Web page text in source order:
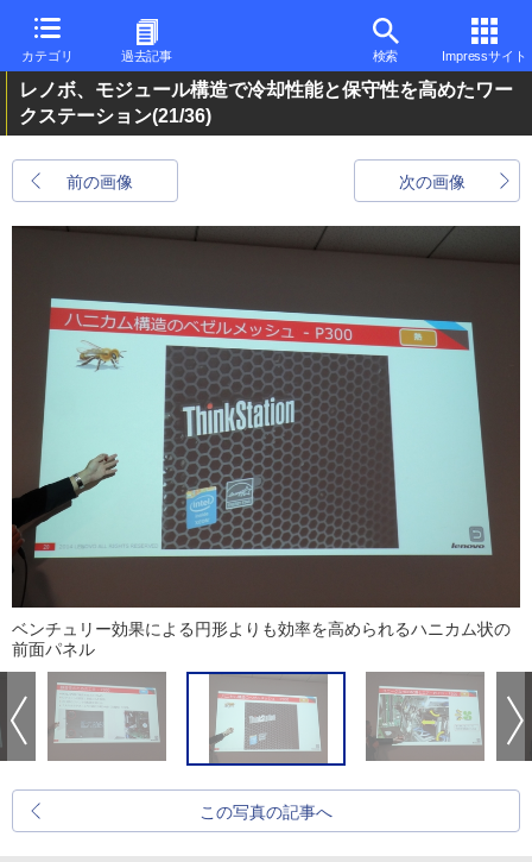
カテゴリ 過去記事 検索 Impressサイト
レノボ、モジュール構造で冷却性能と保守性を高めたワー
クステーション(21/36)
前の画像 次の画像
ベンチュリー効果による円形よりも効率を高められるハニカム状の
前面パネル
この写真の記事へ